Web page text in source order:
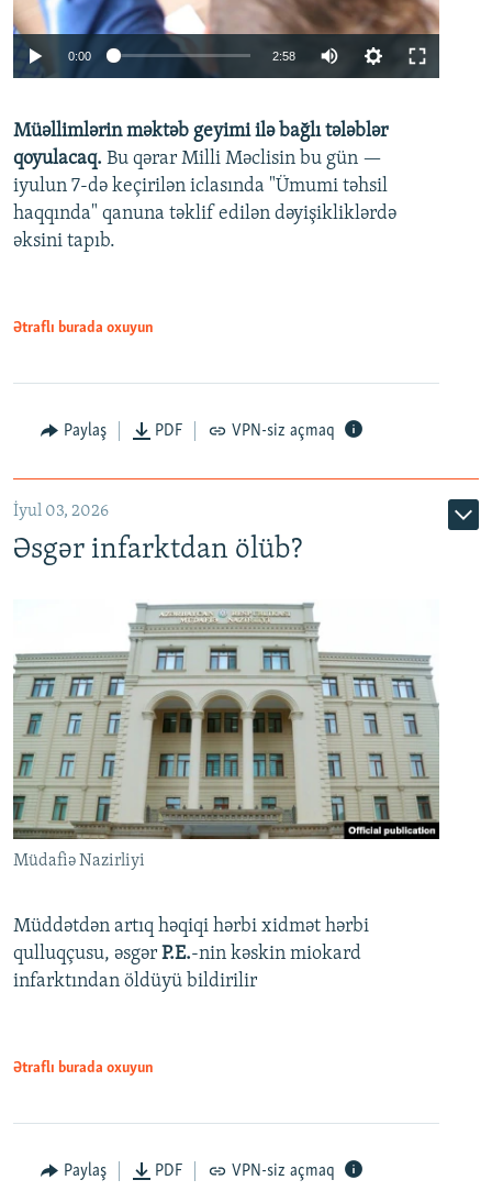
Auto 240p 360p 480p
720p 1080p
0:00 2:58
360p
480p
720p
Müəllimlərin məktəb geyimi ilə bağlı tələblər
qoyulacaq. Bu qərar Milli Məclisin bu gün —
iyulun 7-də keçirilən iclasında "Ümumi təhsil
haqqında" qanuna təklif edilən dəyişikliklərdə
əksini tapıb.
Ətraflı burada oxuyun
Paylaş PDF VPN-siz açmaq
İyul 03, 2026
Əsgər infarktdan ölüb?
Müdafiə Nazirliyi
Müddətdən artıq həqiqi hərbi xidmət hərbi
qulluqçusu, əsgər P.E.-nin kəskin miokard
infarktından öldüyü bildirilir
Ətraflı burada oxuyun
Paylaş PDF VPN-siz açmaq